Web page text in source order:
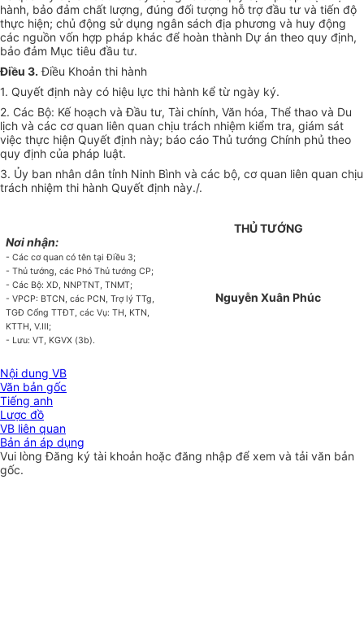
hành, bảo đảm chất lượng, đúng đối tượng hỗ trợ đầu tư và tiến độ
thực hiện; chủ động sử dụng ngân sách địa phương và huy động
các nguồn vốn hợp pháp khác để hoàn thành Dự án theo quy định,
bảo đảm Mục tiêu đầu tư.
Điều 3. Điều Khoản thi hành
1. Quyết định này có hiệu lực thi hành kể từ ngày ký.
2. Các Bộ: Kế hoạch và Đầu tư, Tài chính, Văn hóa, Thể thao và Du
lịch và các cơ quan liên quan chịu trách nhiệm kiểm tra, giám sát
việc thực hiện Quyết định này; báo cáo Thủ tướng Chính phủ theo
quy định của pháp luật.
3. Ủy ban nhân dân tỉnh Ninh Bình và các bộ, cơ quan liên quan chịu
trách nhiệm thi hành Quyết định này./.
Nơi nhận:
- Các cơ quan có tên tại Điều 3;
- Thủ tướng, các Phó Thủ tướng CP;
- Các Bộ: XD, NNPTNT, TNMT;
- VPCP: BTCN, các PCN, Trợ lý TTg,
TGĐ Cổng TTĐT, các Vụ: TH, KTN,
KTTH, V.III;
- Lưu: VT, KGVX (3b).
THỦ TƯỚNG
Nguyễn Xuân Phúc
Nội dung VB
Văn bản gốc
Tiếng anh
Lược đồ
VB liên quan
Bản án áp dụng
Vui lòngĐăng ký tài khoản hoặc đăng nhập để xem và tải văn bản
gốc.